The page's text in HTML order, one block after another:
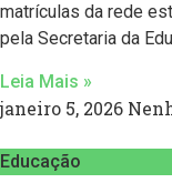
matrículas da rede
pela Secretaria da
Leia Mais »
janeiro 5, 2026
Educação